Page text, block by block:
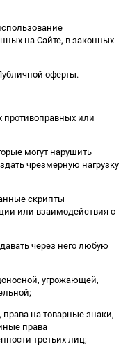
на Сайте, в законных
оферты.
противоправных или
могут нарушить
чрезмерную нагрузку
скрипты
или взаимодействия с
через него любую
угрожающей,
права на товарные знаки,
права
третьих лиц;